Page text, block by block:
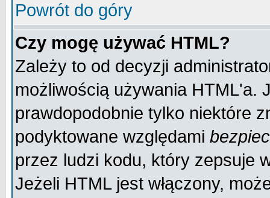
Powrót do góry
Czy mogę używać HTML?
Zależy to od decyzji
możliwością używania HTML'a.
prawdopodobnie tylko niektóre
podyktowane względami
przez ludzi kodu, który zepsuje
Jeżeli HTML jest włączony,